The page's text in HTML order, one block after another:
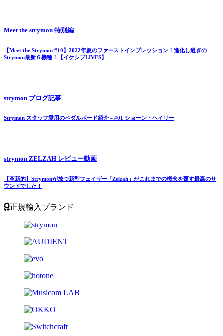
Meet the strymon 特別編
【Meet the Strymon #10】2022年夏のファーストインプレッション！進化し過ぎの
Strymon最新６機種！【イケシブLIVES】
strymon ブログ記事
Strymon スタッフ愛用のペダルボード紹介 – #01 ショーン・ヘイリー
strymon ZELZAH レビュー動画
【革新的】Strymonが放つ新型フェイザー「Zelzah」がこれまでの概念を覆す最高のサ
ウンドでした！
正規輸入ブランド